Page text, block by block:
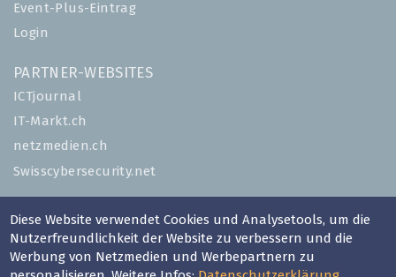
Event-Plus-Eintrag
Login
PARTNER-WEBSITES
ICTjournal
IT-Markt.ch
netzmedien.ch
Swisscybersecurity.net
© NETZMEDIEN AG 2026
Impressum
AGB
Diese Website verwendet Cookies und Analysetools, um die
Nutzerfreundlichkeit der Website zu verbessern und die
Werbung von Netzmedien und Werbepartnern zu